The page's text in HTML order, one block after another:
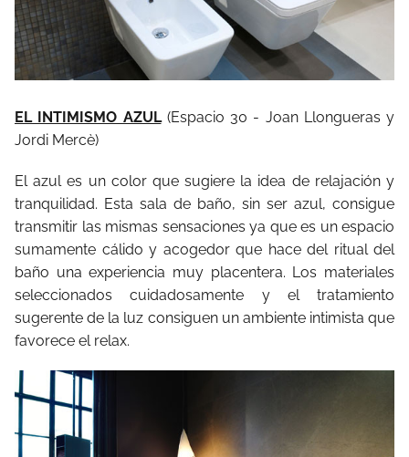
EL INTIMISMO AZUL(Espacio 30 - Joan Llongueras y
Jordi Mercè)
El azul es un color que sugiere la idea de relajación y
tranquilidad. Esta sala de baño, sin ser azul, consigue
transmitir las mismas sensaciones ya que es un espacio
sumamente cálido y acogedor que hace del ritual del
baño una experiencia muy placentera. Los materiales
seleccionados cuidadosamente y el tratamiento
sugerente de la luz consiguen un ambiente intimista que
favorece el relax.